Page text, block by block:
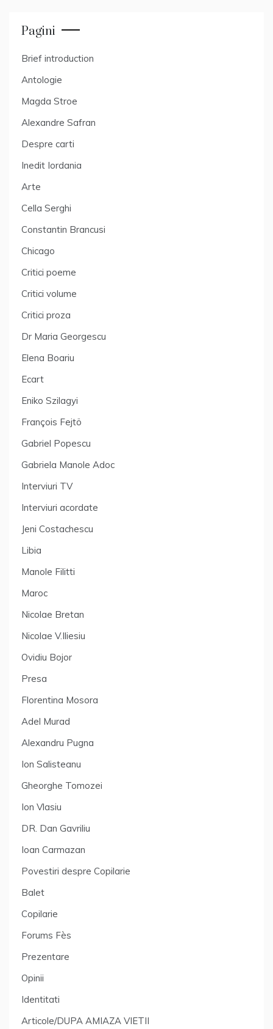
Pagini
Brief introduction
Antologie
Magda Stroe
Alexandre Safran
Despre carti
Inedit Iordania
Arte
Cella Serghi
Constantin Brancusi
Chicago
Critici poeme
Critici volume
Critici proza
Dr Maria Georgescu
Elena Boariu
Ecart
Eniko Szilagyi
François Fejtö
Gabriel Popescu
Gabriela Manole Adoc
Interviuri TV
Interviuri acordate
Jeni Costachescu
Libia
Manole Filitti
Maroc
Nicolae Bretan
Nicolae V.Iliesiu
Ovidiu Bojor
Presa
Florentina Mosora
Adel Murad
Alexandru Pugna
Ion Salisteanu
Gheorghe Tomozei
Ion Vlasiu
DR. Dan Gavriliu
Ioan Carmazan
Povestiri despre Copilarie
Balet
Copilarie
Forums Fès
Prezentare
Opinii
Identitati
Articole/DUPA AMIAZA VIETII